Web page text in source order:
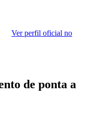
Ver perfil oficial no
de ponta a